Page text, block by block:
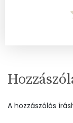
Mangán
A hozzászólás